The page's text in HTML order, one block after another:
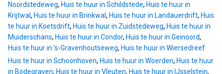
Noordstedeweg, Huis te huur in Schildstede, Huis te huur in
Krijtwal, Huis te huur in Brinkwal, Huis te huur in Landauerdrift, Huis
te huur in Koetsdrift, Huis te huur in Zuidstedeweg, Huis te huur in
Muiderschans, Huis te huur in Condor, Huis te huur in Geinoord,
Huis te huur in 's-Gravenhoutseweg, Huis te huur in Wiersedreef
Huis te huur in Schoonhoven, Huis te huur in Woerden, Huis te huur
in Bodegraven, Huis te huur in Vleuten, Huis te huur in IJsselstein,